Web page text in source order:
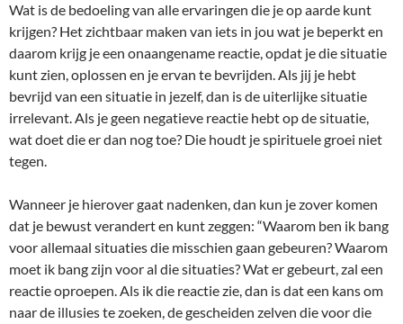
Wat is de bedoeling van alle ervaringen die je op aarde kunt
krijgen? Het zichtbaar maken van iets in jou wat je beperkt en
daarom krijg je een onaangename reactie, opdat je die situatie
kunt zien, oplossen en je ervan te bevrijden. Als jij je hebt
bevrijd van een situatie in jezelf, dan is de uiterlijke situatie
irrelevant. Als je geen negatieve reactie hebt op de situatie,
wat doet die er dan nog toe? Die houdt je spirituele groei niet
tegen.
Wanneer je hierover gaat nadenken, dan kun je zover komen
dat je bewust verandert en kunt zeggen: “Waarom ben ik bang
voor allemaal situaties die misschien gaan gebeuren? Waarom
moet ik bang zijn voor al die situaties? Wat er gebeurt, zal een
reactie oproepen. Als ik die reactie zie, dan is dat een kans om
naar de illusies te zoeken, de gescheiden zelven die voor die